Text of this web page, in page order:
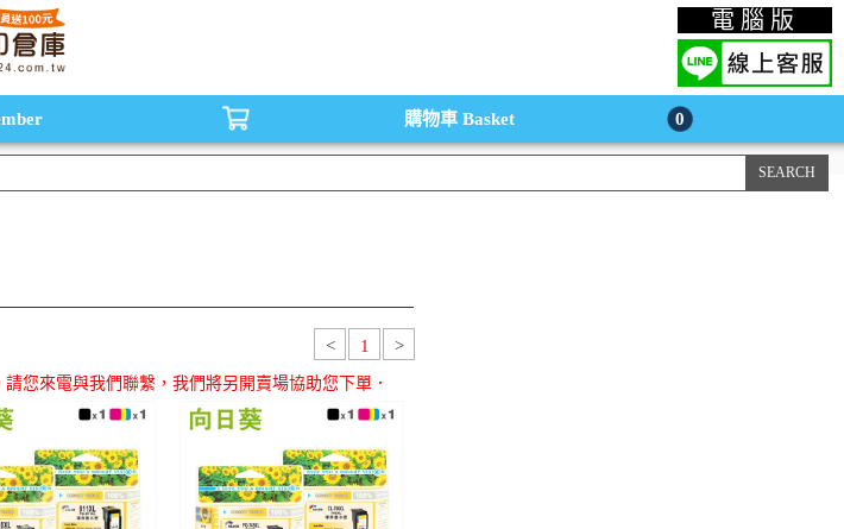
碳粉匣,連續供墨印表機-office24列印倉庫線上購物手機版 電腦版
購物車 Basket 0
< 1 >
您來電與我們聯繫，我們將另開賣場協助您下單．